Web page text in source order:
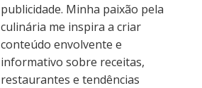
publicidade. Minha paixão pela
culinária me inspira a criar
conteúdo envolvente e
informativo sobre receitas,
restaurantes e tendências